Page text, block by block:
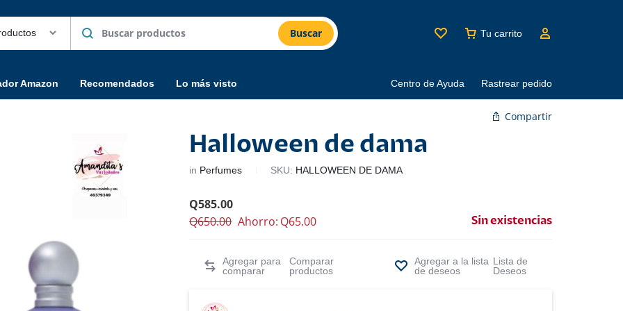
Buscar Tu carrito
Amazon Recomendados Lo más visto Centro de Ayuda Rastrear pedido
Compartir
Halloween de dama
in Perfumes SKU: HALLOWEEN DE DAMA
Q585.00
Q650.00 Ahorro: Q65.00 Sin existencias
Comparar
productos
Lista de
Deseos